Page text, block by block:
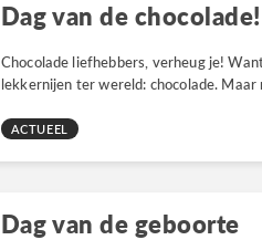
Dag van de chocolade!
Chocolade liefhebbers, verheug je!
lekkernijen ter wereld: chocolade.
ACTUEEL
Dag van de geboorte